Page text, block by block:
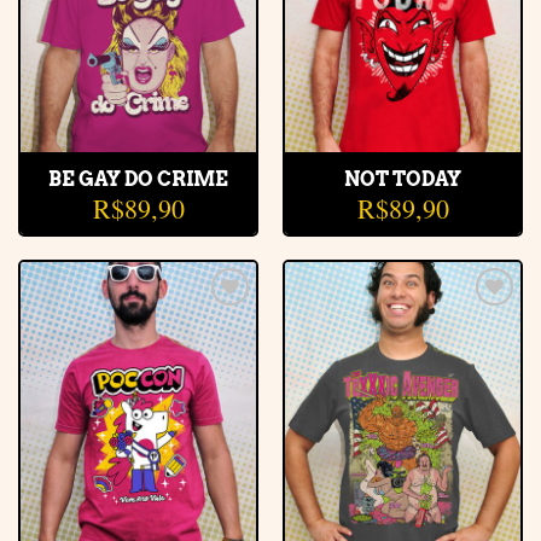
BE GAY DO CRIME
R$89,90
NOT TODAY
R$89,90
Adicionar
à lista de
desejos
Adicionar
à lista de
desejos